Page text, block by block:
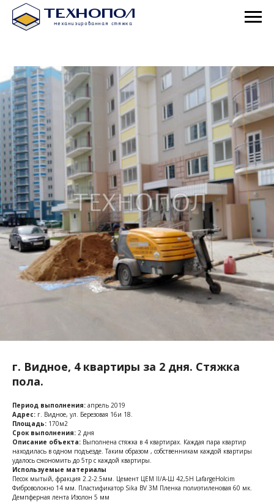
г. Видное, 4 квартиры за 2 дня. Стяжка
пола.
Период выполнения: апрель 2019
Адрес: г. Видное, ул. Березовая 16и 18.
Площадь: 170м2
Срок выполнения: 2 дня
Описание объекта: Выполнена стяжка в 4 квартирах. Каждая пара квартир
находилась в одном подъезде. Таким образом , собственникам каждой квартиры
удалось сэкономить до 5тр с каждой квартиры.
Используемые материалы
Песок мытый, фракция 2.2-2.5мм. Цемент ЦЕМ II/A-Ш 42,5Н LafargeHolcim
Фиброволокно 14 мм. Пластификатор Sika BV 3M Пленка полиэтиленовая 60 мк.
Демпферная лента Изолон 5 мм